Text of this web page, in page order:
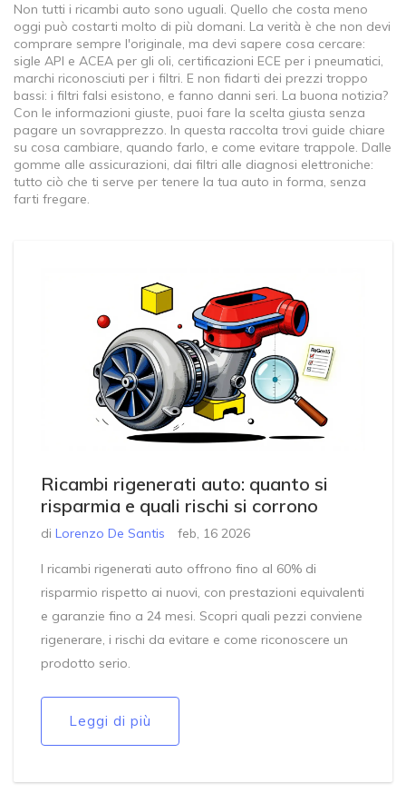
Non tutti i ricambi auto sono uguali. Quello che costa meno
oggi può costarti molto di più domani. La verità è che non devi
comprare sempre l'originale, ma devi sapere cosa cercare:
sigle API e ACEA per gli oli, certificazioni ECE per i pneumatici,
marchi riconosciuti per i filtri. E non fidarti dei prezzi troppo
bassi: i filtri falsi esistono, e fanno danni seri. La buona notizia?
Con le informazioni giuste, puoi fare la scelta giusta senza
pagare un sovrapprezzo. In questa raccolta trovi guide chiare
su cosa cambiare, quando farlo, e come evitare trappole. Dalle
gomme alle assicurazioni, dai filtri alle diagnosi elettroniche:
tutto ciò che ti serve per tenere la tua auto in forma, senza
farti fregare.
Ricambi rigenerati auto: quanto si
risparmia e quali rischi si corrono
di Lorenzo De Santis feb, 16 2026
I ricambi rigenerati auto offrono fino al 60% di
risparmio rispetto ai nuovi, con prestazioni equivalenti
e garanzie fino a 24 mesi. Scopri quali pezzi conviene
rigenerare, i rischi da evitare e come riconoscere un
prodotto serio.
Leggi di più